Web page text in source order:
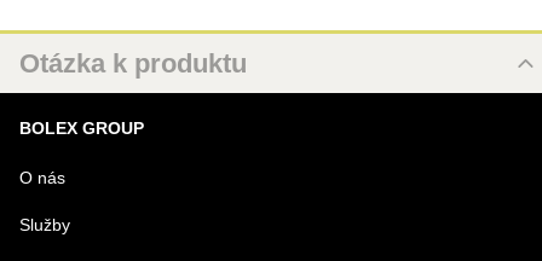
Otázka k produktu
MENO
VÁŠ E-MAIL
BOLEX GROUP
O nás
Služby